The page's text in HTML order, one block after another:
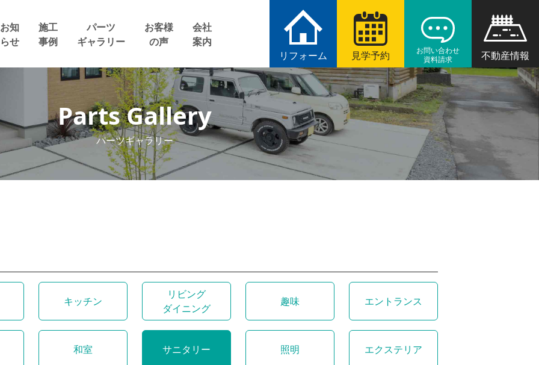
リフォーム 見学予約
お問い合わせ
資料請求
不動産情報
お知
らせ
施工
事例
パーツ
ギャラリー
お客様
の声
会社
案内
Parts Gallery
パーツギャラリー
キッチン
リビング
ダイニング
趣味 エントランス
和室 サニタリー 照明 エクステリア